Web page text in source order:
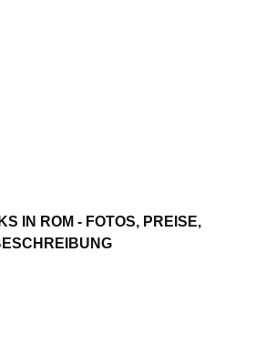
IN ROM - FOTOS, PREISE,